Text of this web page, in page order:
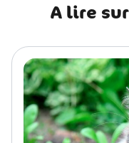
A lire